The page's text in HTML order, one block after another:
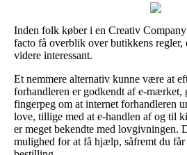
Inden folk køber i en Creativ
facto få overblik over butikkens regler,
videre interessant.
Et nemmere alternativ kunne være at
forhandleren er godkendt af e-mærket,
fingerpeg om at internet forhandleren
love, tillige med at e-handlen af og til
er meget bekendte med lovgivningen.
mulighed for at få hjælp, såfremt du